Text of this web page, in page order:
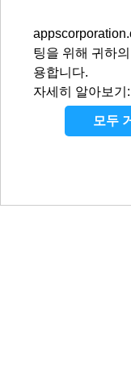
팅을 위해 귀하
용합니다.
자세히 알아보기:
모두